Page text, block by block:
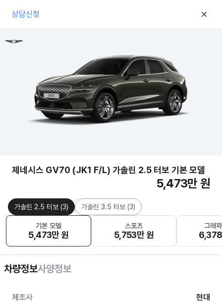
상담신청
제네시스 GV70 (JK1 F/L) 가솔린 2.5 터보 기본 모델
5,473만 원
가솔린 2.5 터보 (3) 가솔린 3.5 터보 (3)
기본 모델
5,473만 원
스포츠
5,753만 원
그래
차량정보사양정보
제조사 현대